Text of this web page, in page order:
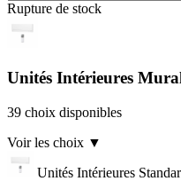
Rupture de stock
Unités Intérieures
39 choix disponibles
Voir les choix ▼
Unités Intérieures